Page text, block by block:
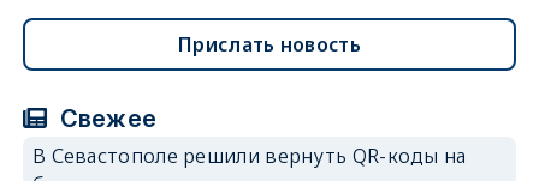
Прислать новость
Свежее
В Севастополе решили вернуть QR-коды на